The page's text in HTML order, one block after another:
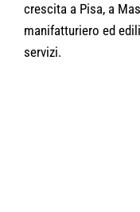
crescita a Pisa, a
manifatturiero ed
servizi.